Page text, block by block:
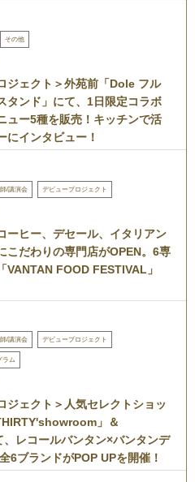
その他
ジェクト＞外苑前「Dole フル
タンド」にて、1日限定コラボ
ュー5種を販売！キッチンで活
にインタビュー！
/講演会 デビュープロジェクト
ーヒー、デセール、イタリアン
こだわりの専門店がOPEN。6専
VANTAN FOOD FESTIVAL」
/講演会 デビュープロジェクト
ラム
ジェクト＞人気セレクトショッ
」＆
、レコールバンタン×バンタンデ
6ブランドがPOP UPを開催！